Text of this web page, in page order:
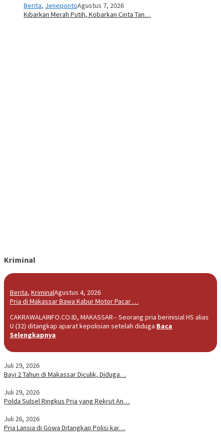
Berita, JenepontoAgustus 7, 2026
Kibarkan Merah Putih, Kobarkan Cinta Tan…
Kriminal
Berita, KriminalAgustus 4, 2026
Pria di Makassar Bawa Kabur Motor Pacar …
CAKRAWALAINFO.CO.ID, MAKASSAR-- Seorang pria berinisial HS alias
U (32) ditangkap aparat kepolisian setelah diduga Baca
Selengkapnya
Juli 29, 2026
Bayi 2 Tahun di Makassar Diculik, Diduga…
Juli 29, 2026
Polda Sulsel Ringkus Pria yang Rekrut An…
Juli 26, 2026
Pria Lansia di Gowa Ditangkap Polisi kar…